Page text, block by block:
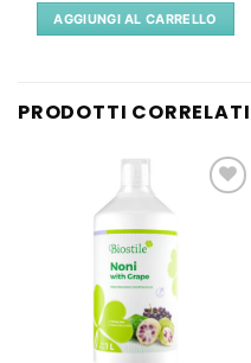
originale
era:
77.30 €.
attuale
è:
61.40 €.
AGGIUNGI AL CARRELLO
PRODOTTI CORRELATI